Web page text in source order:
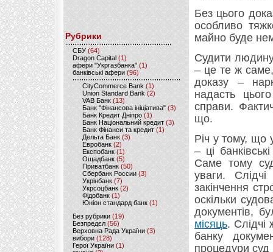
Рубрики
CБУ (64)
Dragon Capital (1)
афери "Укргазбанка" (1)
банківські афери (96)
CityCommerce Bank (1)
Union Standard Bank (2)
VAB Банк (13)
Банк "Фінансова ініціатива" (3)
Банк Кредит Дніпро (1)
Банк Національний кредит (3)
Банк Фінанси та кредит (1)
Дельта Банк (3)
Евробанк(2)
Експобанк (1)
Ощадбанк(5)
Приватбанк (50)
Сбербанк России (3)
Укрінбанк(7)
Укрсоцбанк (2)
Фідобанк (1)
Юніон стандард банк(1)
Без рубрики (19)
Безпредєл(56)
Верховна Рада України (3)
вибори(128)
Герої України(1)
Без цього
особливо
майно буде
Судити людину
– це те ж
доказу –
надасть
справи.
що.
Річ у тому, що
– ці
Саме тому
уваги.
закінчення
оскільки
документів,
місяць. Слідчі
банку
процедури суд